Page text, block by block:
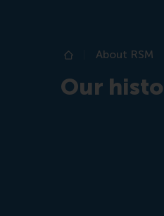
Home
About RSM
Our